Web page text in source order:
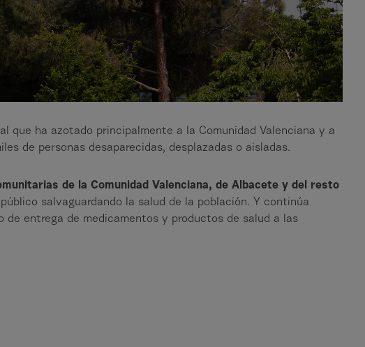
que ha azotado principalmente a la Comunidad Valenciana y a
de personas desaparecidas, desplazadas o aisladas.
de la Comunidad Valenciana, de Albacete y del resto
salvaguardando la salud de la población. Y continúa
entrega de medicamentos y productos de salud a las